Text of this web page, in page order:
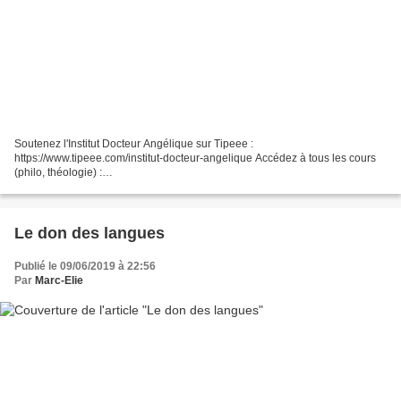
Soutenez l'Institut Docteur Angélique sur Tipeee :
https://www.tipeee.com/institut-docteur-angelique Accédez à tous les cours
(philo, théologie) :
théologiens s'expriment sur la...
Le don des langues
Publié le 09/06/2019 à 22:56
Par Marc-Elie